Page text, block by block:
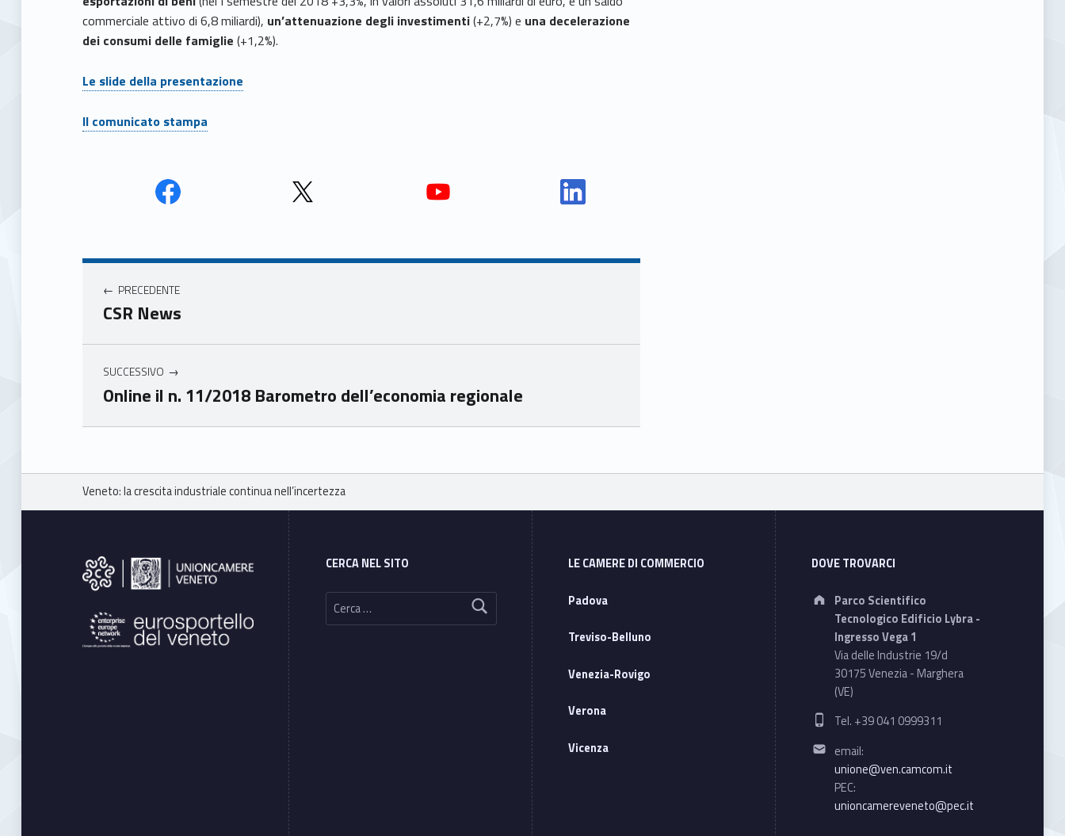
commerciale attivo di 6,8 miliardi), un’attenuazione degli investimenti(+2,7%) e una decelerazione
dei consumi delle famiglie (+1,2%).
Le slide della presentazione
Il comunicato stampa
Unio
mer
e
Unio
Unio
Unio
Navigazione articoli
PRECEDENTE
CSR News
SUCCESSIVO
Online il n. 11/2018 Barometro dell’economia regionale
Skip back to main navigation
Breadcrumbs navigation
Veneto: la crescita industriale continua nell’incertezza
Footer sidebar
CERCA NEL SITO
Ricerca per:
LE CAMERE DI COMMERCIO
Padova
Treviso-Belluno
Venezia-Rovigo
Verona
Vicenza
DOVE TROVARCI
Address:
Parco Scientifico
Tecnologico Edificio Lybra -
Ingresso Vega 1
Via delle Industrie 19/d
30175 Venezia - Marghera
(VE)
Phone number:
Tel. +39 041 0999311
Email address:
email:
unione@ven.camcom.it
PEC:
unioncamereveneto@pec.it